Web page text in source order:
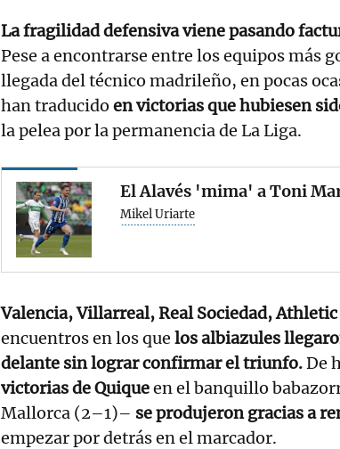
La fragilidad defensiva viene pasando
Pese a encontrarse entre los equipos más
llegada del técnico madrileño, en pocas
han traducido en victorias que hubiesen
la pelea por la permanencia de La Liga.
El Alavés 'mima' a Toni
Mikel Uriarte
Valencia, Villarreal, Real Sociedad, Athletic
encuentros en los que los albiazules
delante sin lograr confirmar el triunfo.De
victorias de Quiqueen el banquillo
Mallorca (2–1)– se produjeron gracias a
empezar por detrás en el marcador.